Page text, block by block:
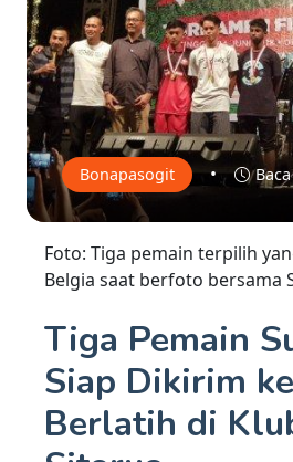
Bonapasogit •
Foto: Tiga pemain terpilih
Belgia saat berfoto bersama
Tiga Pemain
Siap Dikirim
Berlatih di